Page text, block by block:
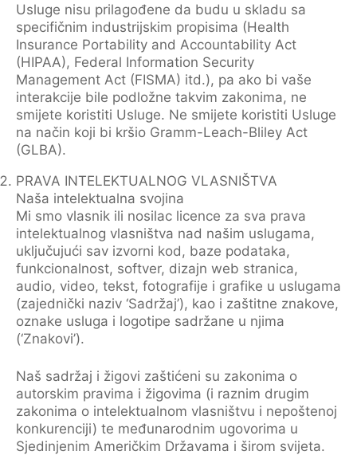
Usluge nisu prilagođene da budu u skladu sa
specifičnim industrijskim propisima (Health
Insurance Portability and Accountability Act
(HIPAA), Federal Information Security
Management Act (FISMA) itd.), pa ako bi vaše
interakcije bile podložne takvim zakonima, ne
smijete koristiti Usluge. Ne smijete koristiti Usluge
na način koji bi kršio Gramm-Leach-Bliley Act
(GLBA).
PRAVA INTELEKTUALNOG VLASNIŠTVA
Naša intelektualna svojina
Mi smo vlasnik ili nosilac licence za sva prava
intelektualnog vlasništva nad našim uslugama,
uključujući sav izvorni kod, baze podataka,
funkcionalnost, softver, dizajn web stranica,
audio, video, tekst, fotografije i grafike u uslugama
(zajednički naziv ‘Sadržaj’), kao i zaštitne znakove,
oznake usluga i logotipe sadržane u njima
(‘Znakovi’).
Naš sadržaj i žigovi zaštićeni su zakonima o
autorskim pravima i žigovima (i raznim drugim
zakonima o intelektualnom vlasništvu i nepoštenoj
konkurenciji) te međunarodnim ugovorima u
Sjedinjenim Američkim Državama i širom svijeta.